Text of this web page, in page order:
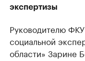
экспертизы
Руководителю
социальной
области» Зарине